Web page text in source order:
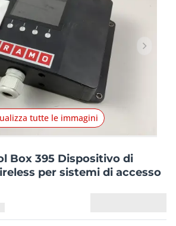
Articolo
tutte le immagini
Box 395 Dispositivo di
per sistemi di accesso